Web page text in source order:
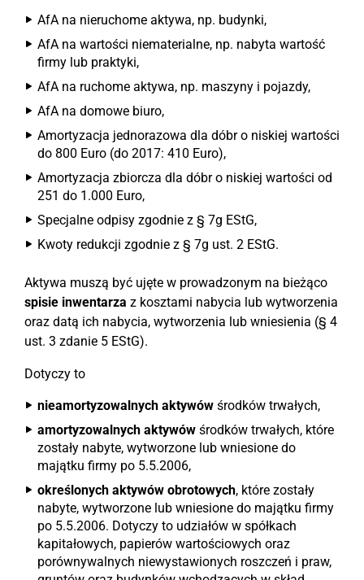
AfA na nieruchome aktywa, np. budynki,
AfA na wartości niematerialne, np. nabyta wartość
firmy lub praktyki,
AfA na ruchome aktywa, np. maszyny i pojazdy,
AfA na domowe biuro,
Amortyzacja jednorazowa dla dóbr o niskiej wartości
do 800 Euro (do 2017: 410 Euro),
Amortyzacja zbiorcza dla dóbr o niskiej wartości od
251 do 1.000 Euro,
Specjalne odpisy zgodnie z § 7g EStG,
Kwoty redukcji zgodnie z § 7g ust. 2 EStG.
Aktywa muszą być ujęte w prowadzonym na bieżąco
spisie inwentarza z kosztami nabycia lub wytworzenia
oraz datą ich nabycia, wytworzenia lub wniesienia (§ 4
ust. 3 zdanie 5 EStG).
Dotyczy to
nieamortyzowalnych aktywów środków trwałych,
amortyzowalnych aktywów środków trwałych, które
zostały nabyte, wytworzone lub wniesione do
majątku firmy po 5.5.2006,
określonych aktywów obrotowych, które zostały
nabyte, wytworzone lub wniesione do majątku firmy
po 5.5.2006. Dotyczy to udziałów w spółkach
kapitałowych, papierów wartościowych oraz
porównywalnych niewystawionych roszczeń i praw,